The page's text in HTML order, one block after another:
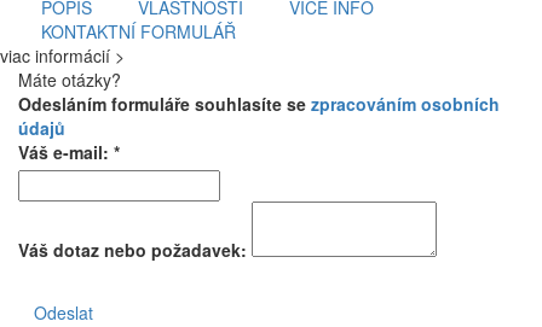
POPIS
VLASTNOSTI
VICE INFO
KONTAKTNÍ FORMULÁŘ
viac informácií >
Máte otázky?
Odesláním formuláře souhlasíte se zpracováním osobních
údajů
Váš e-mail: *
Váš dotaz nebo požadavek:
Odeslat